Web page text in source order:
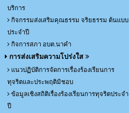
บริการ
กิจกรรมส่งเสริมคุณธรรม จริยธรรม ต้นแบบ
ประจำปี
กิจการสภา อบต.นาคำ
การส่งเสริมความโปร่งใส
แนวปฏิบัติการจัดการเรื่องร้องเรียนการ
ทุจริตและประพฤติมิชอบ
ข้อมูลเชิงสถิติเรื่องร้องเรียนการทุจริตประจำ
ปี